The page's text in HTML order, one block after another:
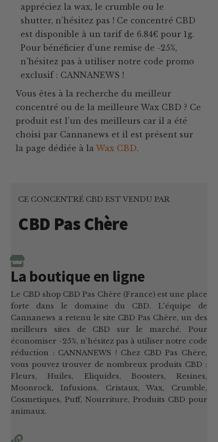
appréciez la wax, le crumble ou le
shutter, n’hésitez pas ! Ce concentré CBD
est disponible à un tarif de 6.84€ pour 1g.
Pour bénéficier d’une remise de -25%,
n’hésitez pas à utiliser notre code promo
exclusif : CANNANEWS !
Vous êtes à la recherche du meilleur
concentré ou de la meilleure Wax CBD ? Ce
produit est l’un des meilleurs car il a été
choisi par Cannanews et il est présent sur
la page dédiée à laWax CBD.
CE CONCENTRÉ CBD EST VENDU PAR
CBD Pas Chère
La boutique en ligne
Le CBD shop CBD Pas Chère (France) est une place
forte dans le domaine du CBD. L'équipe de
Cannanews a retenu le site CBD Pas Chère, un des
meilleurs sites de CBD sur le marché. Pour
économiser -25%, n'hésitez pas à utiliser notre code
réduction : CANNANEWS ! Chez CBD Pas Chère,
vous pouvez trouver de nombreux produits CBD :
Fleurs, Huiles, Eliquides, Boosters, Resines,
Moonrock, Infusions, Cristaux, Wax, Crumble,
Cosmetiques, Puff, Nourriture, Produits CBD pour
animaux.